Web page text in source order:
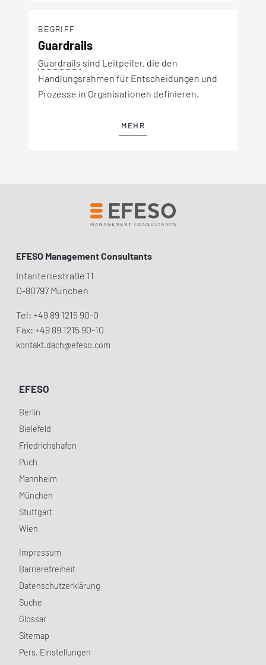
BEGRIFF
Guardrails
Guardrails sind Leitpeiler, die den
Handlungsrahmen für Entscheidungen und
Prozesse in Organisationen definieren.
MEHR
EFESO Management Consultants
Infanteriestraße 11
D-80797 München
Tel: +49 89 1215 90-0
Fax: +49 89 1215 90-10
kontakt.dach@efeso.com
EFESO
Berlin
Bielefeld
Friedrichshafen
Puch
Mannheim
München
Stuttgart
Wien
Impressum
Barrierefreiheit
Datenschutzerklärung
Suche
Glossar
Sitemap
Pers. Einstellungen